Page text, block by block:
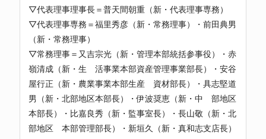
▽代表理事理事長＝普天間朝重（新・代表理事専務）
▽代表理事専務＝福里秀彦（新・常務理事）・前田典男
（新・常務理事）
▽常務理事＝又吉宗光（新・管理本部統括参事役）・赤
嶺清成（新・生 活事業本部資産管理事業部長）・安谷
屋行正（新・農業事業本部生産 資材部長）・具志堅道
男（新・北部地区本部長）・伊波奨恵（新・中 部地区
本部長）・比嘉良秀（新・監事室長）・長山敬（新・北
部地区 本部管理部長）・新垣久（新・真和志支店長）